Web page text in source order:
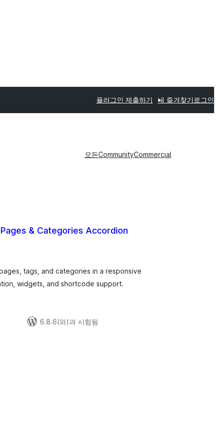
플러그인 제출하기 내 즐겨찾기 로그인
모든CommunityCommercial
& Categories Accordion
tags, and categories in a responsive
widgets, and shortcode support.
6.8.6(와)과 시험됨